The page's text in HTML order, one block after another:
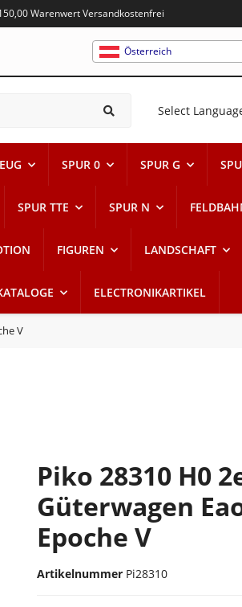
Warenwert Versandkostenfrei
Österreich
Select
SPUR 0 SPUR G
SPUR TTE SPUR N
FIGUREN LANDSCHAFT
ELECTRONIKARTIKEL
V
Piko 28310 H0
Güterwagen
Epoche V
Artikelnummer Pi28310